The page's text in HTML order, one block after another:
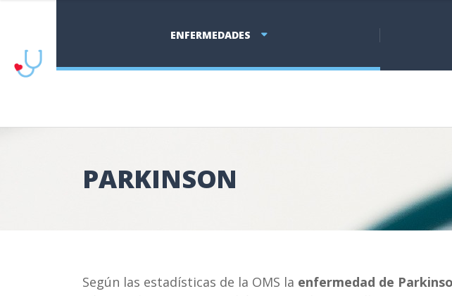
ENFERMEDADES
PARKINSON
Según las estadísticas de la OMS la enfermedad de